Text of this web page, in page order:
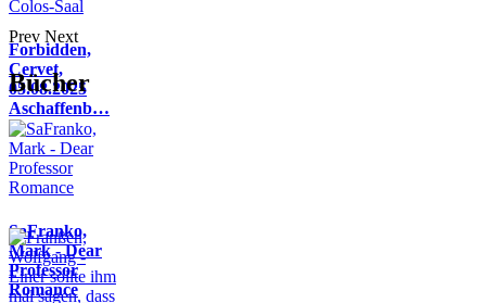
Forbidden,
Cervet,
05.08.2025
Aschaffenb…
Prev Next
Bücher
SaFranko,
Mark - Dear
Professor
Romance